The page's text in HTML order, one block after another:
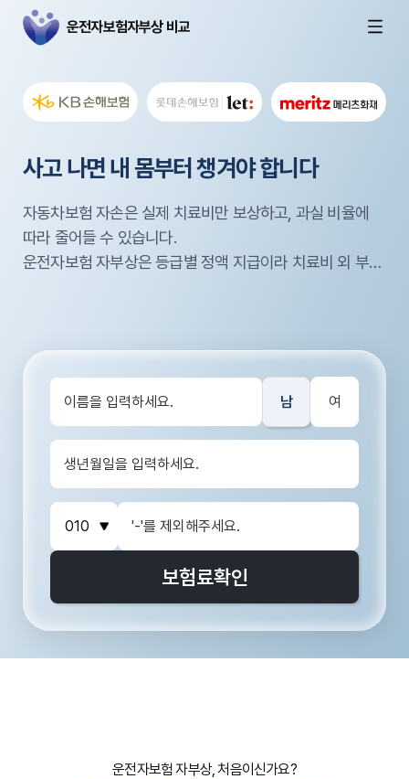
운전자보험자부상 비교
보험사마다 다른자부상 보험료비교
같은 보장이라도 보험사마다 자부상 특약 보험료 차이가 큽
니다.
지금보험사별 보장 한도와 가격을 비교해 보세요.
운전자보험자부상, 제대로 알고 가입하세
접촉사고처럼 가벼워 보이는 사고도 목·허리 부상은 흔합니
다.
사고 나면내 몸부터 챙겨야 합니다
자동차보험 자손은 실제 치료비만 보상하고, 과실 비율에
따라 줄어들 수 있습니다.
운전자보험 자부상은등급별 정액 지급이라 치료비 외 부담
보험사마다 다른자부상 보험료비교
같은 보장이라도 보험사마다 자부상 특약 보험료 차이가 큽
니다.
지금보험사별 보장 한도와 가격을 비교해 보세요.
운전자보험자부상, 제대로 알고 가입하세
접촉사고처럼 가벼워 보이는 사고도 목·허리 부상은 흔합니
다.
남 여
보험료확인
운전자보험 자부상, 처음이신가요?